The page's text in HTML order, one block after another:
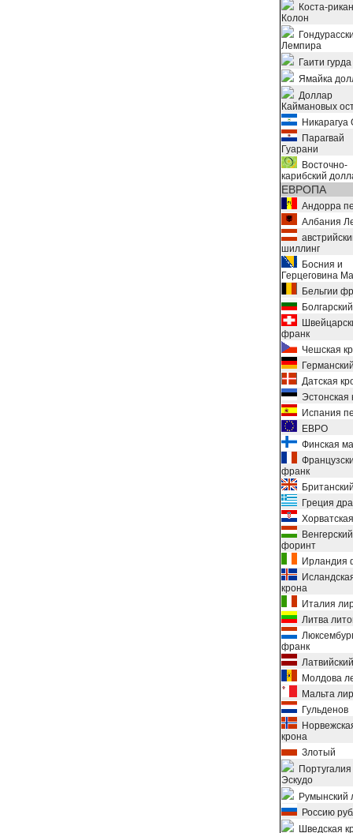
Коста-
Колон
Лемпира
Гаити гурда
Ямайка
Доллар
Каймановых
Никарагуа
Парагвай
Гуарани
Восточно-
карибский
ЕВРОПА
Андорра
Албания
шиллинг
Босния и
Герцеговина
Бельгии
франк
Чешская
Датская
Эстонская
Испания
ЕВРО
Финская
франк
Греция
Венгерский
форинт
Ирландия
крона
Италия
Литва
франк
Молдова
Мальта
Гульденов
крона
Злотый
Португалия
Эскудо
Румынский
Россию
Шведская